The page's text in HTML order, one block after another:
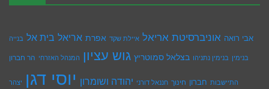
אבי רואה אוניברסיטת אריאל איילת שקד אפרת אריאל בית אל בנייה
בנימין בנימין נתניהו בצלאל סמוטריץ גוש עציון המנהל האזרחי הר חברון
התיישבות חברון חינוך חננאל דורני יהודה ושומרון יוסי דגן יצהר